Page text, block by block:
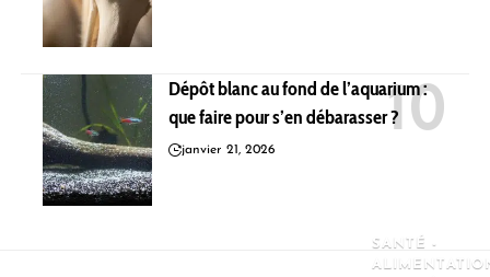
Dépôt blanc au fond de l’aquarium :
que faire pour s’en débarasser ?
janvier 21, 2026
SANTÉ -